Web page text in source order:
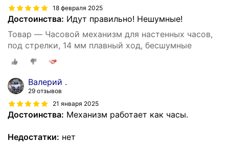
18 февраля 2025
Достоинства: Идут правильно! Нешумные!
Товар — Часовой механизм для настенных часов,
под стрелки, 14 мм плавный ход, бесшумные
Валерий .
29 отзывов
21 января 2025
Достоинства: Механизм работает как часы.
Недостатки: нет